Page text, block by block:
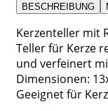
BESCHREIBUNG
Kerzenteller mit
Teller für Kerze
und verfeinert
Dimensionen:
Geeignet für